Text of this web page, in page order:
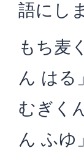
語にし
もち麦
ん はる
むぎく
ん ふゆ